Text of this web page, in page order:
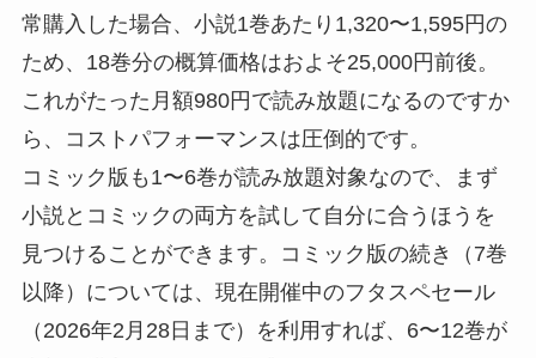
常購入した場合、小説1巻あたり1,320〜1,595円の
ため、18巻分の概算価格はおよそ25,000円前後。
これがたった月額980円で読み放題になるのですか
ら、コストパフォーマンスは圧倒的です。
コミック版も1〜6巻が読み放題対象なので、まず
小説とコミックの両方を試して自分に合うほうを
見つけることができます。コミック版の続き（7巻
以降）については、現在開催中のフタスペセール
（2026年2月28日まで）を利用すれば、6〜12巻が